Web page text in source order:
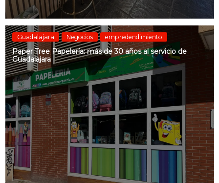
Guadalajara Negocios empredendimiento
Paper Tree Papelería: más de 30 años al servicio de
Guadalajara